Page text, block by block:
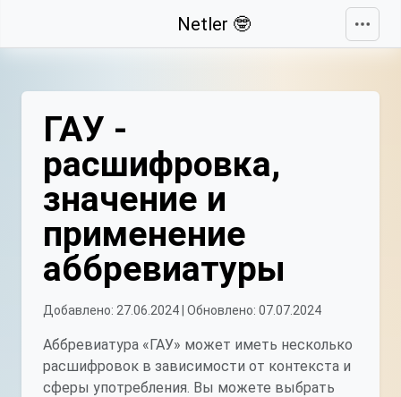
Netler 🤓
ГАУ -
расшифровка,
значение и
применение
аббревиатуры
Добавлено: 27.06.2024 | Обновлено: 07.07.2024
Аббревиатура «ГАУ» может иметь несколько
расшифровок в зависимости от контекста и
сферы употребления. Вы можете выбрать